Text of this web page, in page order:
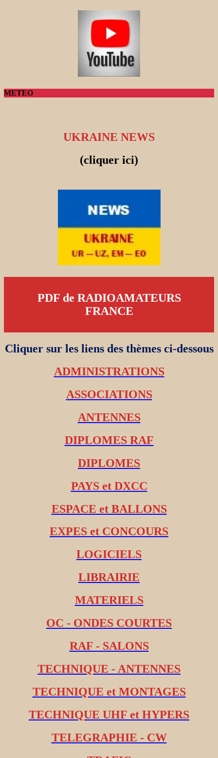
METEO
UKRAINE NEWS
(cliquer ici)
PDF de RADIOAMATEURS
FRANCE
Cliquer sur les liens des thèmes ci-dessous
ADMINISTRATIONS
ASSOCIATIONS
ANTENNES
DIPLOMES RAF
DIPLOMES
PAYS et DXCC
ESPACE et BALLONS
EXPES et CONCOURS
LOGICIELS
LIBRAIRIE
MATERIELS
OC - ONDES COURTES
RAF - SALONS
TECHNIQUE - ANTENNES
TECHNIQUE et MONTAGES
TECHNIQUE UHF et HYPERS
TELEGRAPHIE - CW